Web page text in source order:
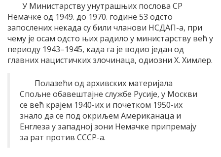
У Министарству унутрашњих послова СР
Немачке од 1949. до 1970. године 53 одсто
запослених некада су били чланови НСДАП-а, при
чему је осам одсто њих радило у министарству већ у
периоду 1943–1945, када га је водио један од
главних нацистичких злочинаца, одиозни Х. Химлер.
Полазећи од архивских материјала
Спољне обавештајне службе Русије, у Москви
се већ крајем 1940-их и почетком 1950-их
знало да се под окриљем Американаца и
Енглеза у западној зони Немачке припремају
за рат против СССР-а.